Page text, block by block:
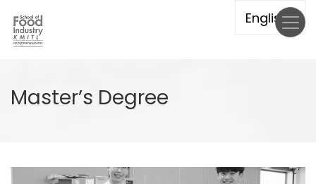
Skip
main
Master’s Degree